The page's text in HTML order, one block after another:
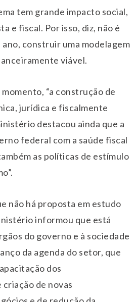
tem grande impacto social,
e fiscal. Por isso, diz, não é
construir uma modelagem
viável.
“a construção de
jurídica e fiscalmente
destacou ainda que a
federal com a saúde fiscal
as políticas de estímulo
não há proposta em estudo
informou que está
do governo e à sociedade
da agenda do setor, que
dos
de novas